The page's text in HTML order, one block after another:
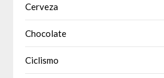
Cerveza
Chocolate
Ciclismo